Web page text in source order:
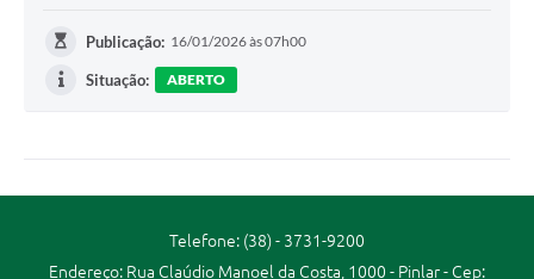
Publicação: 16/01/2026 às 07h00
Situação: ABERTO
Telefone: (38) - 3731-9200
Endereço: Rua Claúdio Manoel da Costa, 1000 - Pinlar - Cep: